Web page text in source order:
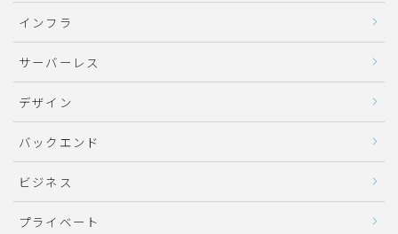
インフラ
サーバーレス
デザイン
バックエンド
ビジネス
プライベート